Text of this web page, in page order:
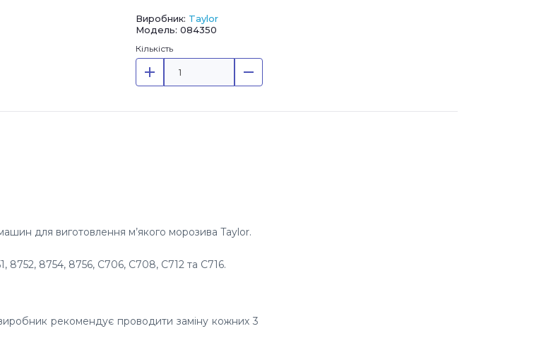
Виробник: Taylor
Модель: 084350
Кількість
для виготовлення м’якого морозива Taylor.
8752, 8754, 8756, C706, C708, C712 та C716.
рекомендує проводити заміну кожних 3